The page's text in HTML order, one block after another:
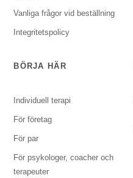
Vanliga frågor vid beställning
Integritetspolicy
BÖRJA HÄR
Individuell terapi
För företag
För par
För psykologer, coacher och
terapeuter